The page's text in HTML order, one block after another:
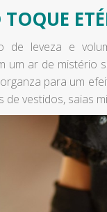
TOQUE
leveza e
um ar de mistério
para um
de vestidos, saias